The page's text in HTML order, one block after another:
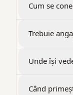
Cum se
Trebuie
Unde își
Când